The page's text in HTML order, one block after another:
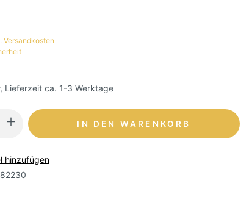
Versandkosten
Lieferzeit ca. 1-3 Werktage
IN DEN WARENKORB
hinzufügen